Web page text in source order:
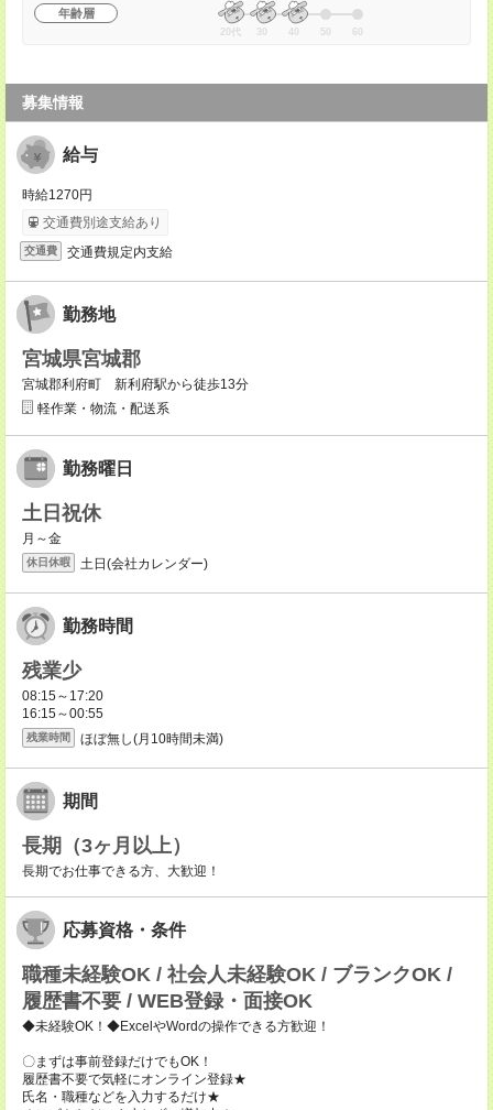
年齢層
20代 30 40 50 60
募集情報
給与
時給1270円
交通費別途支給あり
交通費 交通費規定内支給
勤務地
宮城県宮城郡
宮城郡利府町 新利府駅から徒歩13分
軽作業・物流・配送系
勤務曜日
土日祝休
月～金
休日休暇 土日(会社カレンダー)
勤務時間
残業少
08:15～17:20
16:15～00:55
残業時間 ほぼ無し(月10時間未満)
期間
長期（3ヶ月以上）
長期でお仕事できる方、大歓迎！
応募資格・条件
職種未経験OK / 社会人未経験OK / ブランクOK /
履歴書不要 / WEB登録・面接OK
◆未経験OK！◆ExcelやWordの操作できる方歓迎！
〇まずは事前登録だけでもOK！
履歴書不要で気軽にオンライン登録★
氏名・職種などを入力するだけ★